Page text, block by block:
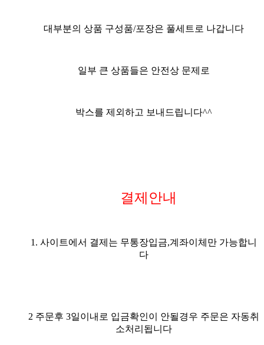
대부분의 상품 구성품/포장은 풀세트로 나갑니다
일부 큰 상품들은 안전상 문제로
박스를 제외하고 보내드립니다^^
결제안내
1. 사이트에서 결제는 무통장입금,계좌이체만 가능합니
다
2 주문후 3일이내로 입금확인이 안될경우 주문은 자동취
소처리됩니다